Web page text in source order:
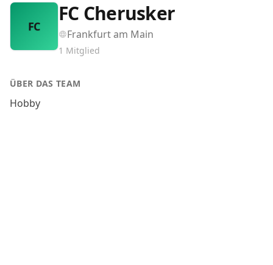
FC
FC Cherusker
Frankfurt am Main
1 Mitglied
ÜBER DAS TEAM
Hobby